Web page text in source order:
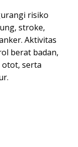
risiko
stroke,
Aktivitas
berat badan,
otot, serta